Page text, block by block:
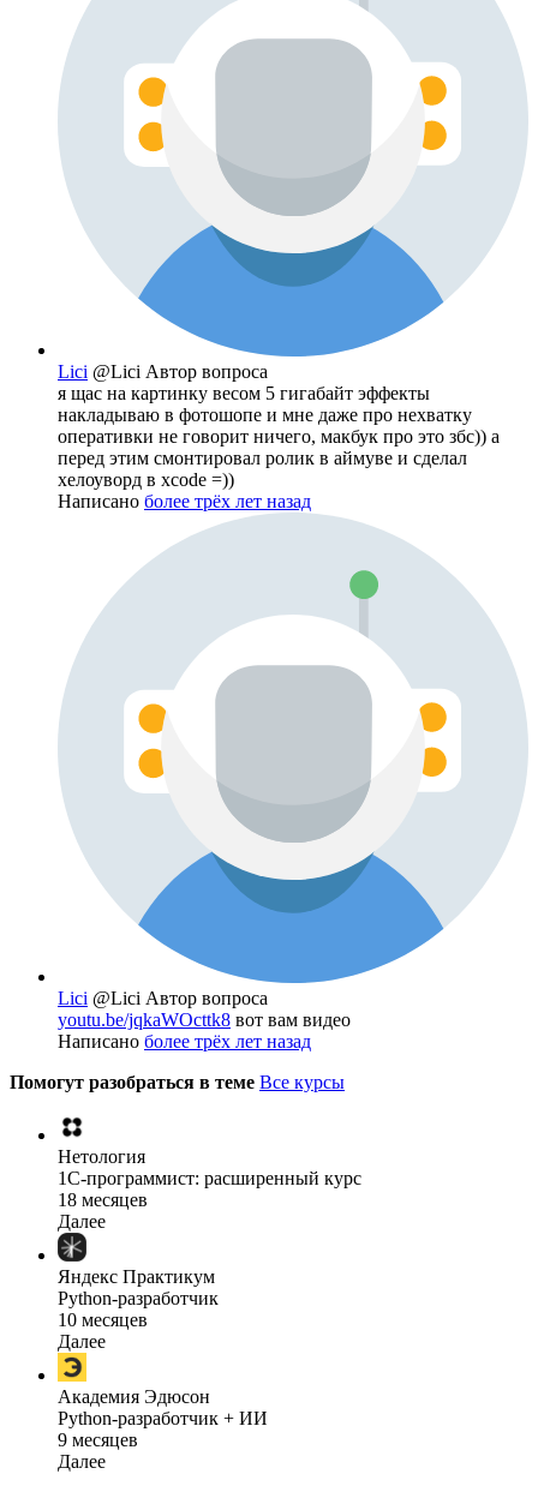
Lici @Lici Автор вопроса
я щас на картинку весом 5 гигабайт эффекты
накладываю в фотошопе и мне даже про нехватку
оперативки не говорит ничего, макбук про это збс)) а
перед этим смонтировал ролик в аймуве и сделал
хелоуворд в xcode =))
Написано более трёх лет назад
Lici @Lici Автор вопроса
youtu.be/jqkaWOcttk8 вот вам видео
Написано более трёх лет назад
Помогут разобраться в теме Все курсы
Нетология
1C-программист: расширенный курс
18 месяцев
Далее
Яндекс Практикум
Python-разработчик
10 месяцев
Далее
Академия Эдюсон
Python-разработчик + ИИ
9 месяцев
Далее